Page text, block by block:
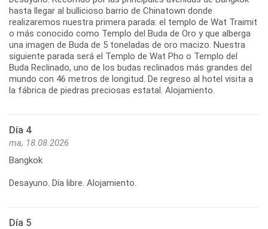
hasta llegar al bullicioso barrio de Chinatown donde
realizaremos nuestra primera parada: el templo de Wat Traimit
o más conocido como Templo del Buda de Oro y que alberga
una imagen de Buda de 5 toneladas de oro macizo. Nuestra
siguiente parada será el Templo de Wat Pho o Templo del
Buda Reclinado, uno de los budas reclinados más grandes del
mundo con 46 metros de longitud. De regreso al hotel visita a
Día 4
ma, 18.08.2026
Bangkok
Desayuno. Día libre. Alojamiento.
Día 5